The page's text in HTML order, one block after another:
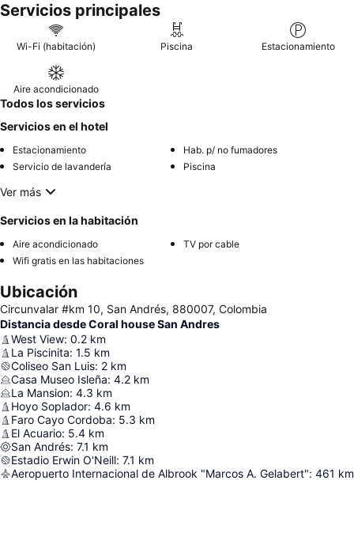
Servicios principales
Wi-Fi (habitación) Piscina Estacionamiento
Aire acondicionado
Todos los servicios
Servicios en el hotel
Estacionamiento
Hab. p/ no fumadores
Servicio de lavandería
Piscina
Ver más
Servicios en la habitación
Aire acondicionado
TV por cable
Wifi gratis en las habitaciones
Ubicación
Circunvalar #km 10, San Andrés, 880007, Colombia
Distancia desde Coral house San Andres
West View: 0.2 km
La Piscinita: 1.5 km
Coliseo San Luis: 2 km
Casa Museo Isleña: 4.2 km
La Mansion: 4.3 km
Hoyo Soplador: 4.6 km
Faro Cayo Cordoba: 5.3 km
El Acuario: 5.4 km
San Andrés: 7.1 km
Estadio Erwin O'Neill: 7.1 km
Aeropuerto Internacional de Albrook "Marcos A. Gelabert": 461 km